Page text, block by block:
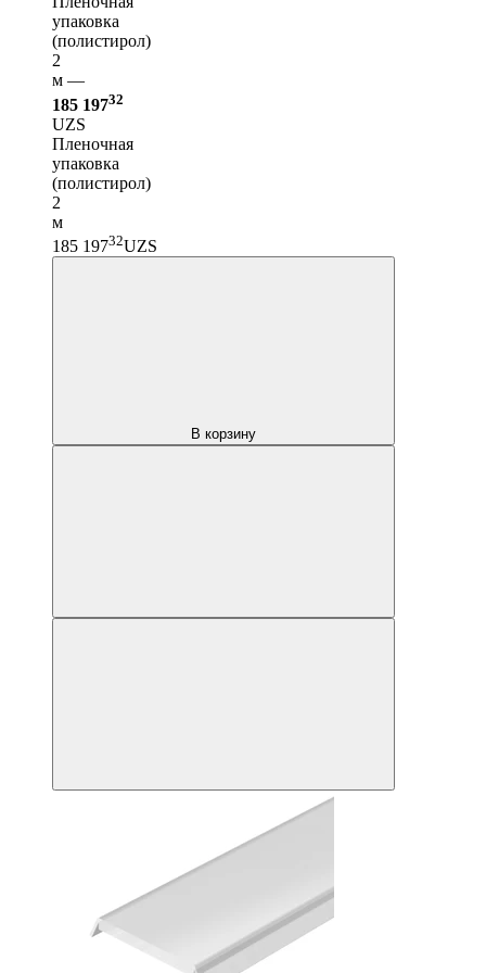
упаковка
(полистирол)
2
м —
185 19732
UZS
Пленочная
упаковка
(полистирол)
2
м
185 19732UZS
В корзину